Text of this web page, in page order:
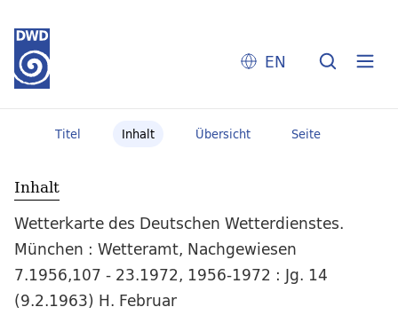
EN
Titel Inhalt Übersicht Seite
Inhalt
Wetterkarte des Deutschen Wetterdienstes.
München : Wetteramt, Nachgewiesen
7.1956,107 - 23.1972, 1956-1972 : Jg. 14
(9.2.1963) H. Februar